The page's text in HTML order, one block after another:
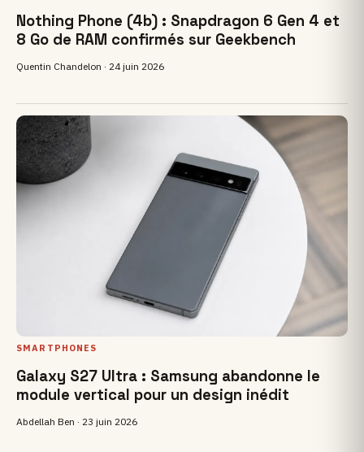
Nothing Phone (4b) : Snapdragon 6 Gen 4 et
8 Go de RAM confirmés sur Geekbench
Quentin Chandelon ·24 juin 2026
SMARTPHONES
Galaxy S27 Ultra : Samsung abandonne le
module vertical pour un design inédit
Abdellah Ben · 23 juin 2026